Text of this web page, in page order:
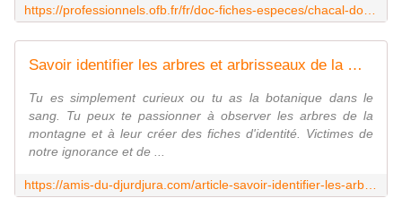
Savoir identifier les arbres et arbrisseaux de la montagne. - Amis du Djurdjura
Tu es simplement curieux ou tu as la botanique dans le
sang. Tu peux te passionner à observer les arbres de la
montagne et à leur créer des fiches d'identité. Victimes de
notre ignorance et de ...